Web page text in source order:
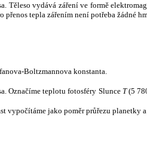
Těleso vydává záření ve formě
tepla zářením není potřeba žádné
Boltzmannova konstanta.
Označíme teplotu fotosféry Slunce T(5
vypočítáme jako poměr průřezu